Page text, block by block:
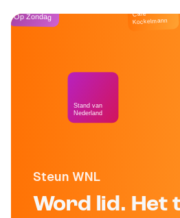
Steun WNL
Word lid. Het
Op Zondag
Stand van
Nederland
Café
Kockelmann